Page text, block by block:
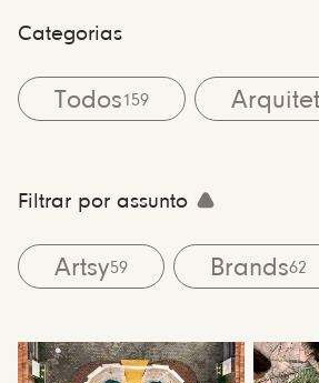
Categorias
Todos159
Filtrar por assunto
Artsy59 Brands62